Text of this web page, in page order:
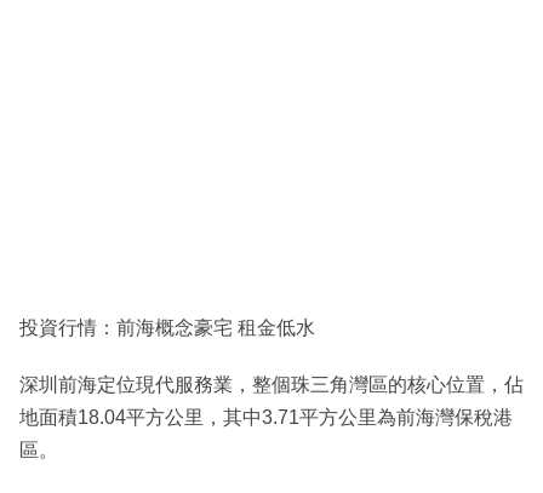
投資行情：前海概念豪宅 租金低水
深圳前海定位現代服務業，整個珠三角灣區的核心位置，佔
地面積18.04平方公里，其中3.71平方公里為前海灣保稅港
區。